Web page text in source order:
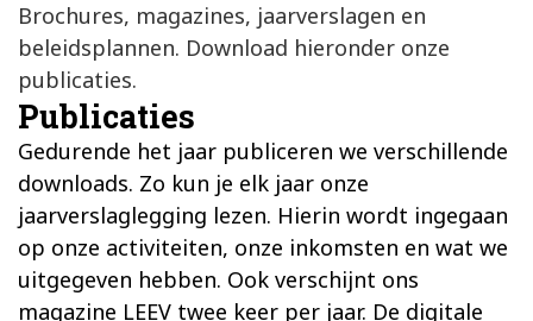
Brochures, magazines, jaarverslagen en
beleidsplannen. Download hieronder onze
publicaties.
Publicaties
Gedurende het jaar publiceren we verschillende
downloads. Zo kun je elk jaar onze
jaarverslaglegging lezen. Hierin wordt ingegaan
op onze activiteiten, onze inkomsten en wat we
uitgegeven hebben. Ook verschijnt ons
magazine LEEV twee keer per jaar. De digitale